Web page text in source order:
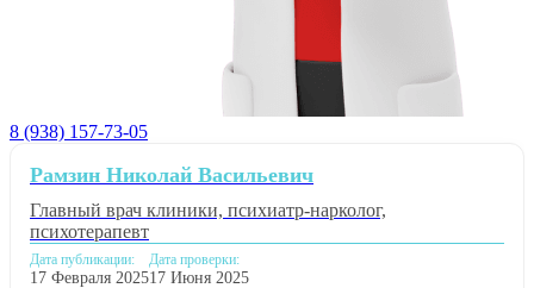
8 (938) 157-73-05
Рамзин Николай Васильевич
Главный врач клиники, психиатр-нарколог,
психотерапевт
Дата публикации:
17 Февраля 2025
Дата проверки:
17 Июня 2025